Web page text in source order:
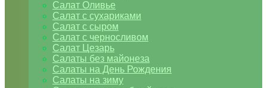
Салат Оливье
Салат с сухариками
Салат с сыром
Салат с черносливом
Салат Цезарь
Салаты без майонеза
Салаты на День Рождения
Салаты на зиму